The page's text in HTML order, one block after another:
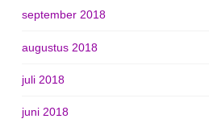
september 2018
augustus 2018
juli 2018
juni 2018